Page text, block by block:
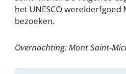
het UNESCO werelderfgoed
bezoeken.
Overnachting: Mont Saint-